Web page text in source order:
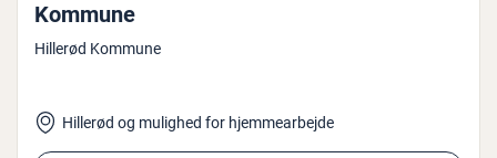
Kommune
Hillerød Kommune
Hillerød og mulighed for hjemmearbejde